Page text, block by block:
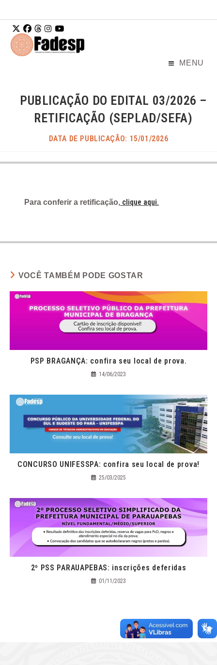
conteúdo
MENU
PUBLICAÇÃO DO EDITAL 03/2026 –
RETIFICAÇÃO (SEPLAD/SEFA)
DATA DE PUBLICAÇÃO: 15/01/2026
Para conferir a retificação, clique aqui.
VOCÊ TAMBÉM PODE GOSTAR
PSP BRAGANÇA: confira seu local de prova.
14/06/2023
CONCURSO UNIFESSPA: confira seu local de prova!
25/03/2025
2º PSS PARAUAPEBAS: inscrições deferidas
01/11/2023